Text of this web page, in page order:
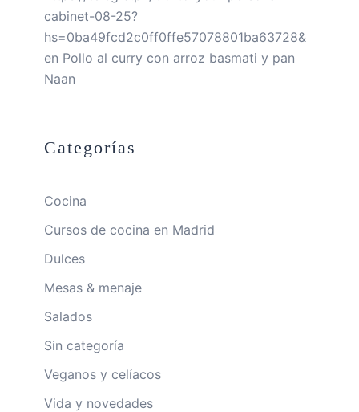
cabinet-08-25?
hs=0ba49fcd2c0ff0ffe57078801ba63728&
en Pollo al curry con arroz basmati y pan
Naan
Categorías
Cocina
Cursos de cocina en Madrid
Dulces
Mesas & menaje
Salados
Sin categoría
Veganos y celíacos
Vida y novedades